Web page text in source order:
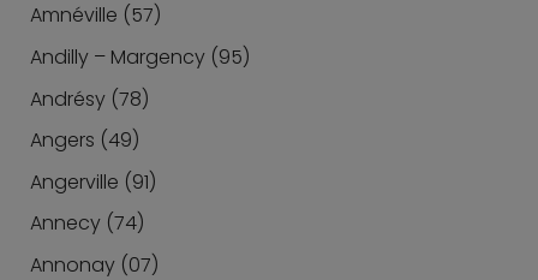
Amnéville (57)
Andilly – Margency (95)
Andrésy (78)
Angers (49)
Angerville (91)
Annecy (74)
Annonay (07)